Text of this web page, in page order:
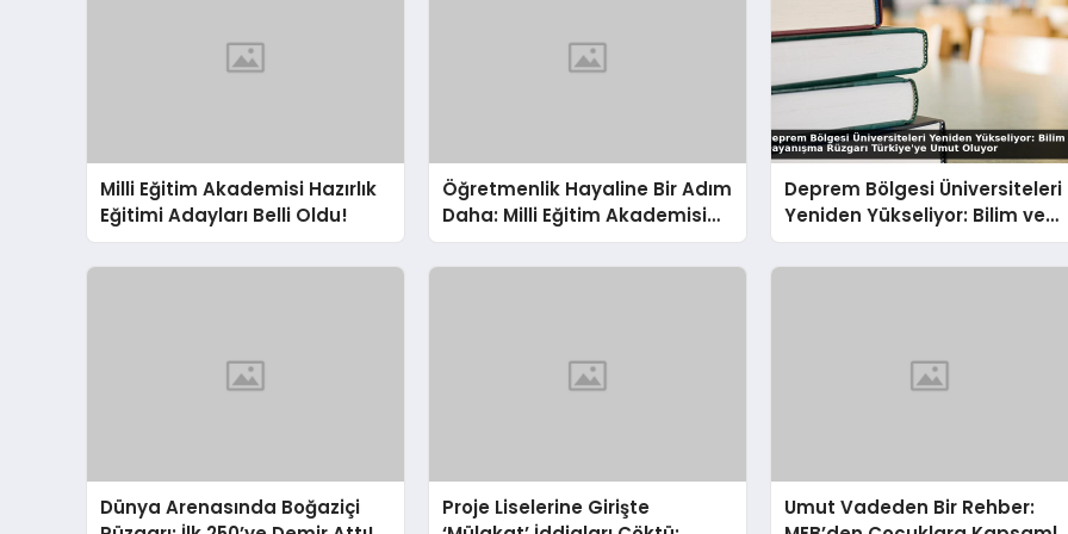
Milli Eğitim Akademisi Hazırlık
Eğitimi Adayları Belli Oldu!
Öğretmenlik Hayaline Bir Adım
Daha: Milli Eğitim Akademisi
Başvuruları Devrede!
Deprem Bölgesi Üniversiteleri
Yeniden Yükseliyor: Bilim ve
Dayanışma Rüzgarı
Umut Oluyor
Dünya Arenasında Boğaziçi
Proje Liselerine Girişte
Umut Vadeden Bir Rehber: